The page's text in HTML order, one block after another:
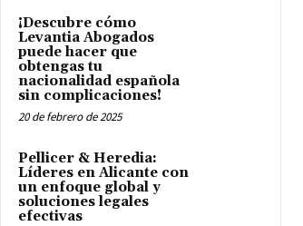
¡Descubre cómo
Levantia Abogados
puede hacer que
obtengas tu
nacionalidad española
sin complicaciones!
20 de febrero de 2025
Pellicer & Heredia:
Líderes en Alicante con
un enfoque global y
soluciones legales
efectivas